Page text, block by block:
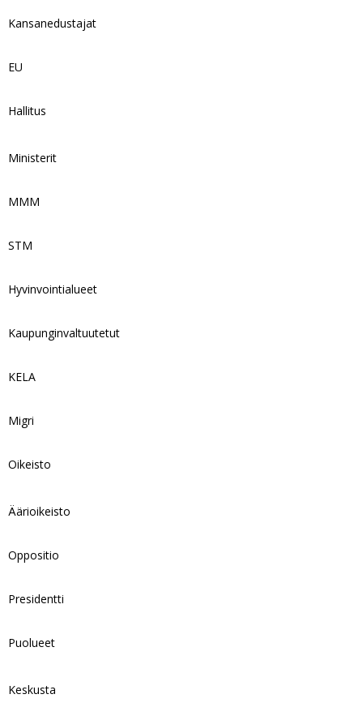
Kansanedustajat
EU
Hallitus
Ministerit
MMM
STM
Hyvinvointialueet
Kaupunginvaltuutetut
KELA
Migri
Oikeisto
Äärioikeisto
Oppositio
Presidentti
Puolueet
Keskusta